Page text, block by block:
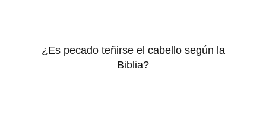
¿Es pecado teñirse el cabello según la
Biblia?